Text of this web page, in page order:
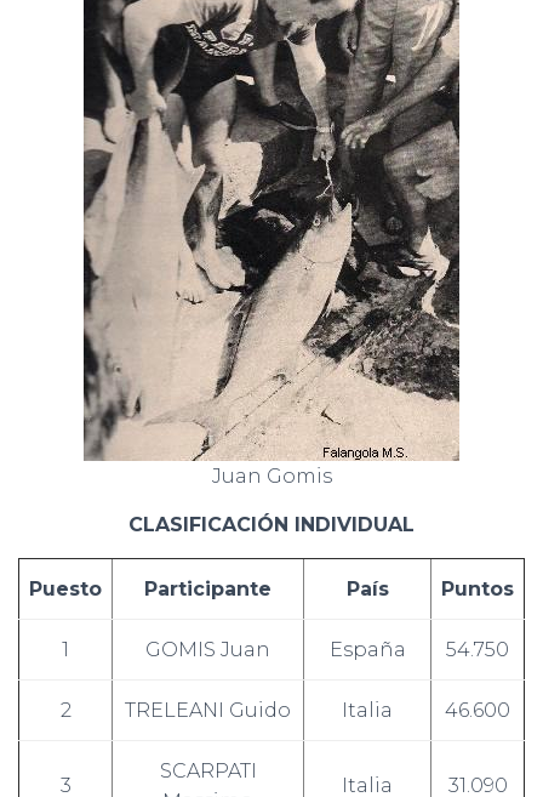
Juan Gomis
CLASIFICACIÓN INDIVIDUAL
Puesto Participante País Puntos
1 GOMIS Juan España 54.750
2 TRELEANI Guido Italia 46.600
3
SCARPATI
Italia 31.090